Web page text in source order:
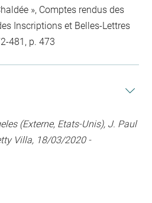
», Comptes rendus des
Inscriptions et Belles-Lettres
481, p. 473
(Externe, Etats-Unis), J. Paul
Villa, 18/03/2020 -